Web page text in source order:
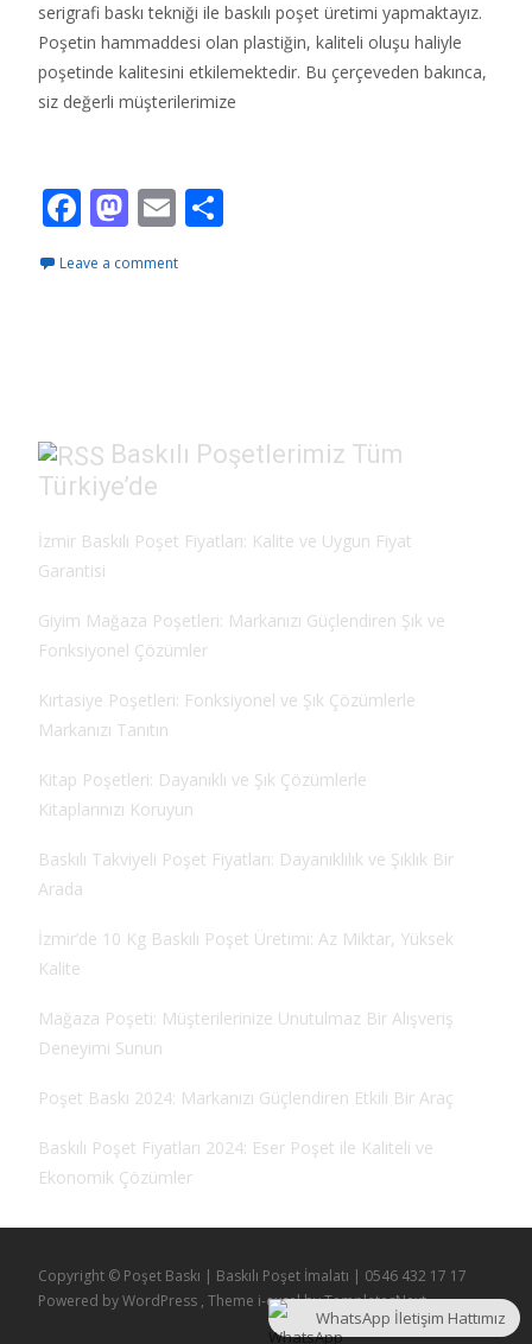
serigrafi baskı tekniği ile baskılı poşet üretimi yapmaktayız.
Poşetin hammaddesi olan plastiğin, kaliteli oluşu haliyle
poşetinde kalitesini etkilemektedir. Bu çerçeveden bakınca,
siz değerli müşterilerimize
F
e
k
M
to
E
ai
Leave a comment
Baskılı Poşetlerimiz Tüm
Türkiye’de
İzmir Baskılı Poşet Fiyatları: Kalite ve Uygun Fiyat
Garantisi
Giyim Mağaza Poşetleri: Markanızı Güçlendiren Şık ve
Fonksiyonel Çözümler
Kırtasiye Poşetleri: Fonksiyonel ve Şık Çözümlerle
Markanızı Tanıtın
Kitap Poşetleri: Dayanıklı ve Şık Çözümlerle
Kitaplarınızı Koruyun
Baskılı Takviyeli Poşet Fiyatları: Dayanıklılık ve Şıklık Bir
Arada
İzmir’de 10 Kg Baskılı Poşet Üretimi: Az Miktar, Yüksek
Kalite
Mağaza Poşeti: Müşterilerinize Unutulmaz Bir Alışveriş
Deneyimi Sunun
Poşet Baskı 2024: Markanızı Güçlendiren Etkili Bir Araç
Baskılı Poşet Fiyatları 2024: Eser Poşet ile Kaliteli ve
Ekonomik Çözümler
Copyright © Poşet Baskı | Baskılı Poşet İmalatı | 0546 432 17 17
Powered by WordPress , Theme i-excelby TemplatesNext.
WhatsApp İletişim Hattımız